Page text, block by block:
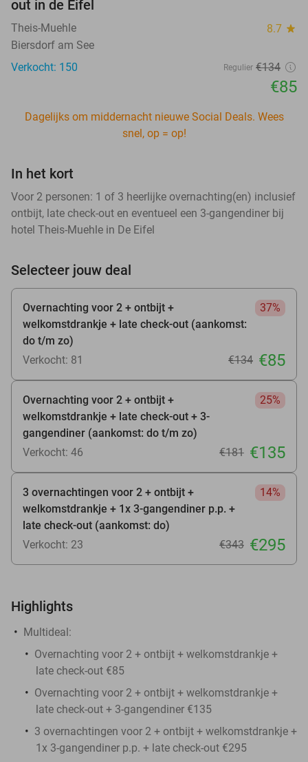
out in de Eifel
Theis-Muehle 8.7 star
Biersdorf am See
Verkocht: 150
Regulier €134
€85
Dagelijks om middernacht nieuwe Social Deals. Wees
snel, op = op!
In het kort
Voor 2 personen: 1 of 3 heerlijke overnachting(en) inclusief
ontbijt, late check-out en eventueel een 3-gangendiner bij
hotel Theis-Muehle in De Eifel
Selecteer jouw deal
Overnachting voor 2 + ontbijt +
welkomstdrankje + late check-out (aankomst:
do t/m zo)
37%
Verkocht: 81 €134 €85
Overnachting voor 2 + ontbijt +
welkomstdrankje + late check-out + 3-
gangendiner (aankomst: do t/m zo)
25%
Verkocht: 46 €181 €135
3 overnachtingen voor 2 + ontbijt +
welkomstdrankje + 1x 3-gangendiner p.p. +
late check-out (aankomst: do)
14%
Verkocht: 23 €343 €295
Highlights
Multideal:
Overnachting voor 2 + ontbijt + welkomstdrankje +
late check-out €85
Overnachting voor 2 + ontbijt + welkomstdrankje +
late check-out + 3-gangendiner €135
3 overnachtingen voor 2 + ontbijt + welkomstdrankje +
1x 3-gangendiner p.p. + late check-out €295